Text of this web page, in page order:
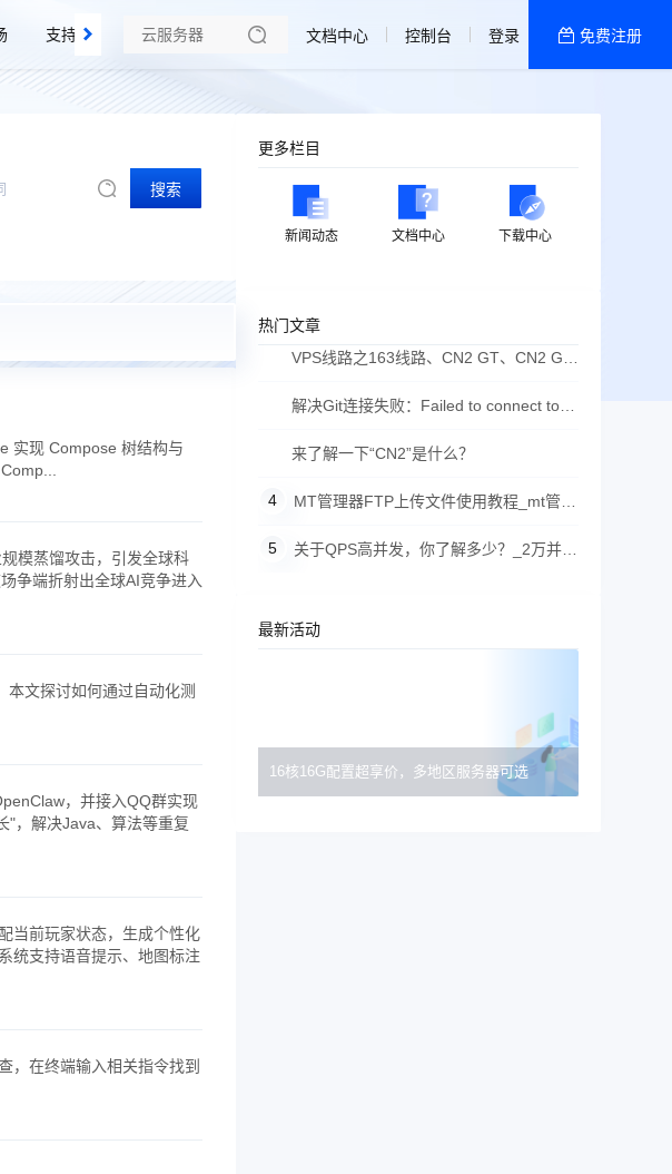
支持与服务
了解我们
香港九龙
文档中心 控制台 登录 免费注册
搜索
实现 Compose 树结构与
模蒸馏攻击，引发全球科
争端折射出全球AI竞争进入
本文探讨如何通过自动化测
，并接入QQ群实现
"，解决Java、算法等重复
当前玩家状态，生成个性化
统支持语音提示、地图标注
，在终端输入相关指令找到
更多栏目
新闻动态 文档中心 下载中心
热门文章
VPS线路之163线路、CN2 GT、CN2 GIA
线路简介解决Git连接失败：Failed to connect to
github.com port 443 after 21090 ms: Couldn‘t
connect to server
来了解一下“CN2”是什么？
MT管理器FTP上传文件使用教程_mt管理
器ftp怎么用
关于QPS高并发，你了解多少？_2万并发
最新活动
16核16G配置超享价，多地区服务器可选